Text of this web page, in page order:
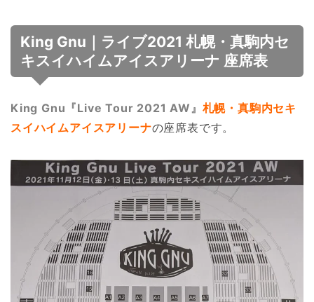
King Gnu｜ライブ2021 札幌・真駒内セ
キスイハイムアイスアリーナ 座席表
King Gnu『Live Tour 2021 AW』 札幌・真駒内セキ
スイハイムアイスアリーナの座席表です。